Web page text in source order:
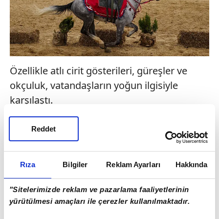
Rıza Bilgiler Reklam Ayarları Hakkında
"Sitelerimizde reklam ve pazarlama faaliyetlerinin
yürütülmesi amaçları ile çerezler kullanılmaktadır.
Reddet
Özellikle atlı cirit gösterileri, güreşler ve
okçuluk, vatandaşların yoğun ilgisiyle
karşılaştı.